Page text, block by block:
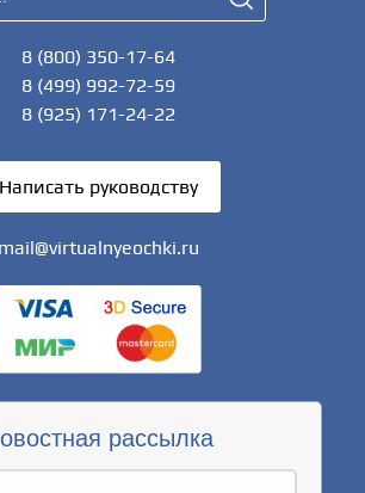
8 (800) 350-17-64
8 (499) 992-72-59
8 (925) 171-24-22
Написать руководству
mail@virtualnyeochki.ru
рассылка